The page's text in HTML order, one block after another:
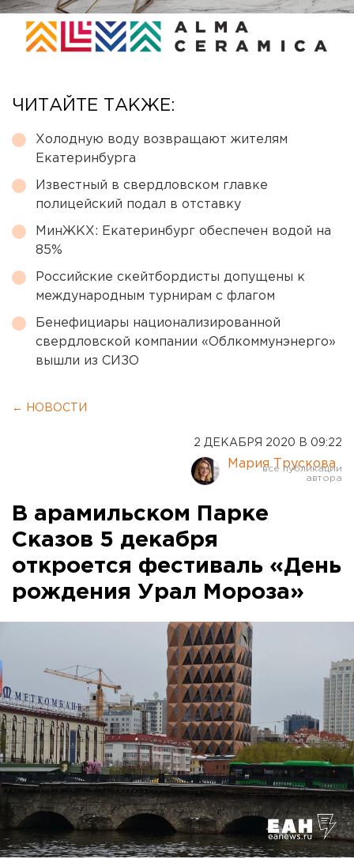
ЧИТАЙТЕ ТАКЖЕ:
Холодную воду возвращают жителям
Екатеринбурга
Известный в свердловском главке
полицейский подал в отставку
МинЖКХ: Екатеринбург обеспечен водой на
85%
Российские скейтбордисты допущены к
международным турнирам с флагом
Бенефициары национализированной
свердловской компании «Облкоммунэнерго»
вышли из СИЗО
← НОВОСТИ
2 ДЕКАБРЯ 2020 В 09:22
Мария Трускова
В арамильском Парке
Сказов 5 декабря
откроется фестиваль «День
рождения Урал Мороза»